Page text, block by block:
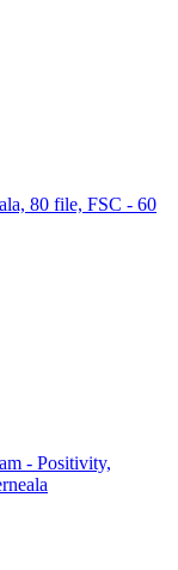
80 file, FSC - 60
- Positivity,